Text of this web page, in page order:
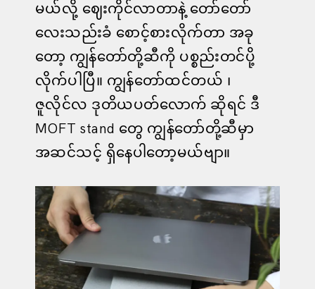
မယ်လို့ ဈေးကိုင်လာတာနဲ့ တော်တော်
လေးသည်းခံ စောင့်စားလိုက်တာ အခု
တော့ ကျွန်တော်တို့ဆီကို ပစ္စည်းတင်ပို့
လိုက်ပါပြီ။ ကျွန်တော်ထင်တယ် ၊
ဇူလိုင်လ ဒုတိယပတ်လောက် ဆိုရင် ဒီ
MOFT stand တွေ ကျွန်တော်တို့ဆီမှာ
အဆင်သင့် ရှိနေပါတော့မယ်ဗျာ။